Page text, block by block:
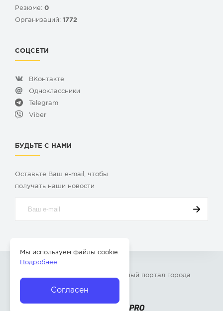
Резюме: 0
Организаций: 1772
СОЦСЕТИ
ВКонтакте
Одноклассники
Telegram
Viber
БУДЬТЕ С НАМИ
Оставьте Ваш e-mail, чтобы
получать наши новости
» – Главный портал города
Бор Нижегородской области
Согласен
Мы используем файлы cookie.
Подробнее